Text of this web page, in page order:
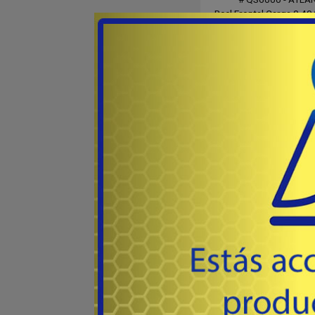
Reel Frontal Carga
Rulemán de Piñón en
long cast de graffito
Rotor balanceado,